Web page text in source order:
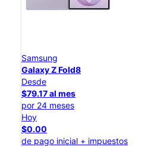
Samsung
Galaxy Z Fold8
Desde
$79.17 al mes
por 24 meses
Hoy
$0.00
de pago inicial + impuestos